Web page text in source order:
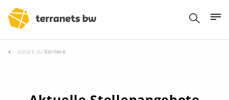
zurück zu Karriere